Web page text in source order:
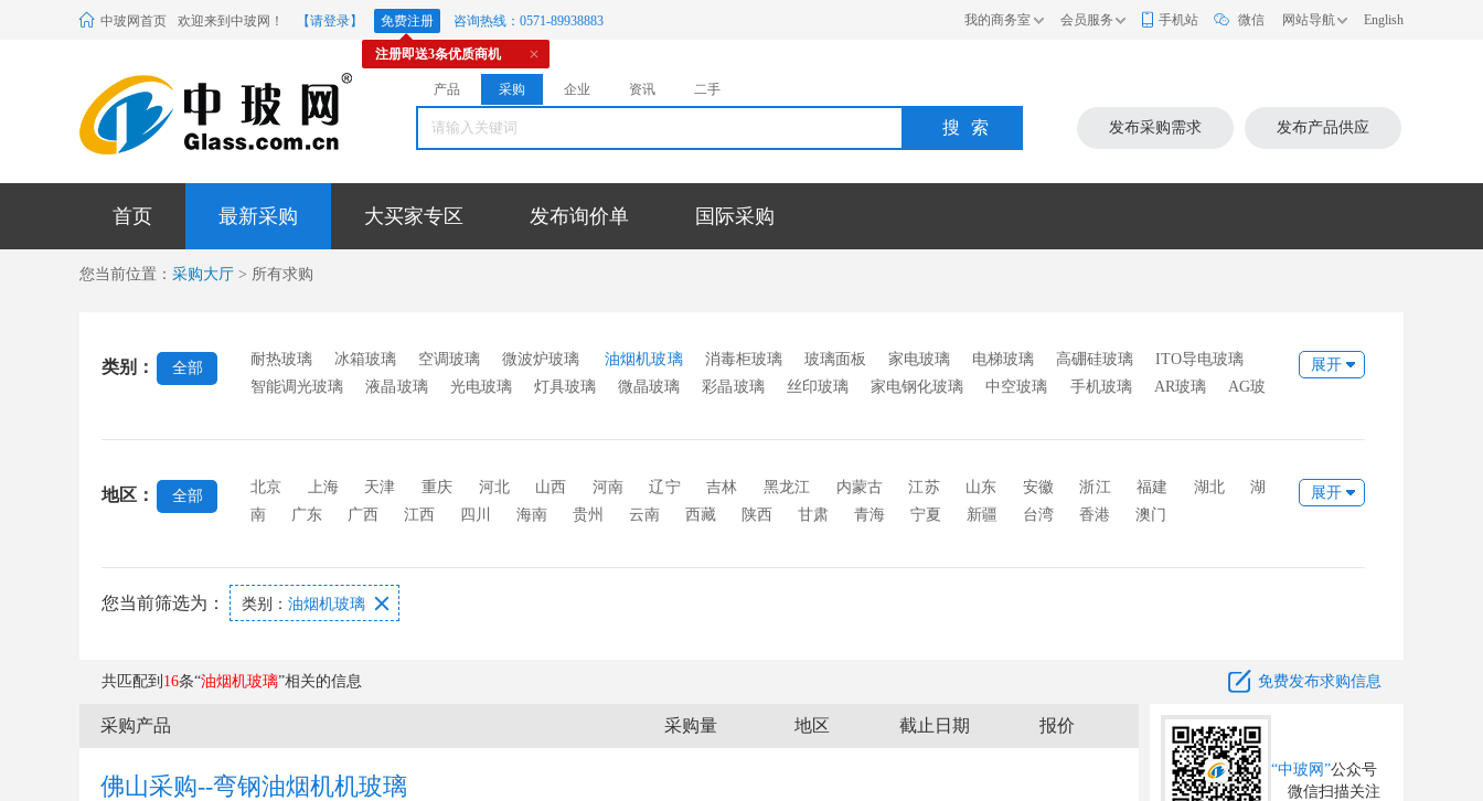
中玻网首页 欢迎来到中玻网！ 【请登录】 免费注册 咨询热线：0571-89938883
注册即送3条优质商机
我的商务室 会员服务 手机站 微信 网站导航 English
产品 采购 企业 资讯 二手
搜索 发布采购需求 发布产品供应
首页 最新采购 大买家专区 发布询价单 国际采购
您当前位置： 采购大厅 > 所有求购
类别： 全部
耐热玻璃 冰箱玻璃 空调玻璃 微波炉玻璃 油烟机玻璃 消毒柜玻璃 玻璃面板 家电玻璃 电梯玻璃 高硼硅玻璃
ITO导电玻璃
智能调光玻璃
液晶玻璃 光电玻璃 灯具玻璃 微晶玻璃 彩晶玻璃 丝印玻璃 家电钢化玻璃 中空玻璃 手机玻璃 AR玻璃
AG玻
电光源玻璃
烤箱玻璃 其他电器配套玻璃 其它
展开
地区： 全部
北京 上海 天津 重庆 河北 山西 河南 辽宁 吉林 黑龙江 内蒙古 江苏 山东 安徽 浙江 福建 湖北
湖
南
广东 广西 江西 四川 海南 贵州 云南 西藏 陕西 甘肃 青海 宁夏 新疆 台湾 香港 澳门
展开
您当前筛选为： 类别： 油烟机玻璃 
共匹配到 16条“油烟机玻璃”相关的信息  免费发布求购信息
采购产品 采购量 地区 截止日期 报价
佛山采购--弯钢油烟机机玻璃
“中玻网”公众号
微信扫描关注